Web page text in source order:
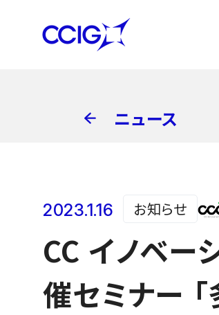
ニュース
2023.1.16 お知らせ
CC イノベー
催セミナー